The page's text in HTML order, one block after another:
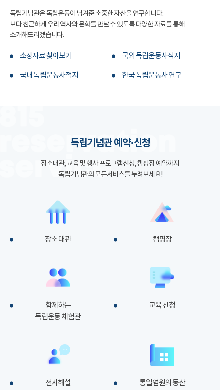
독립기념관은 독립운동이 남겨준 소중한 자산을 연구합니다.
보다 친근하게 우리 역사와 문화를 만날 수 있도록 다양한 자료를 통해
소개해드리겠습니다.
소장자료 찾아보기 국외 독립운동사적지
국내 독립운동사적지 한국 독립운동사 연구
독립기념관 예약·신청
장소대관, 교육 및 행사 프로그램신청, 캠핑장 예약까지
독립기념관의 모든서비스를 누려보세요!
장소 대관 캠핑장
함께하는
독립운동 체험관
교육 신청
전시해설
통일염원의 동산